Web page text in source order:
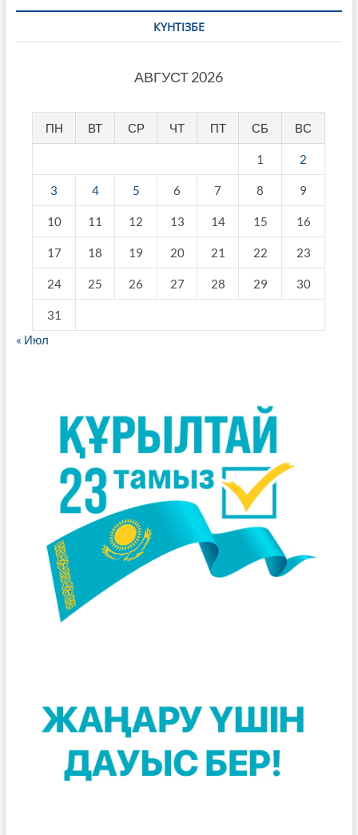
КҮНТІЗБЕ
АВГУСТ 2026
ПН ВТ СР ЧТ ПТ СБ ВС
1 2
3 4 5 6 7 8 9
10 11 12 13 14 15 16
17 18 19 20 21 22 23
24 25 26 27 28 29 30
31
« Июл